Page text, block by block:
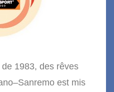
de 1983, des rêves
–Sanremo est mis